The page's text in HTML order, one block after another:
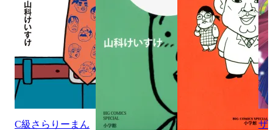
C級さらりーまん
ザ